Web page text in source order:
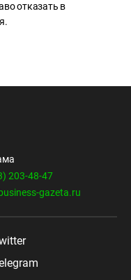
отказать в
203-48-47
gazeta.ru